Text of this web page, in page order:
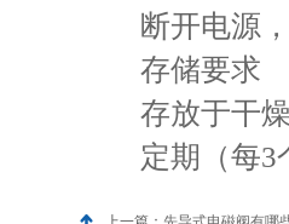
断开电源，
存储要求
存放于干燥
定期（每3个